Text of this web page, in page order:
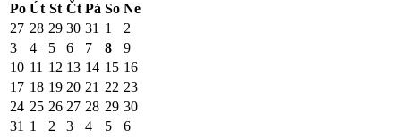
Po Út St Čt Pá So Ne
27 28 29 30 31 1
2
3
4 5 6 7 8
9
10 11 12 13 14 15 16
17 18 19 20 21 22 23
24 25 26 27 28 29 30
31 1 2 3 4 5 6